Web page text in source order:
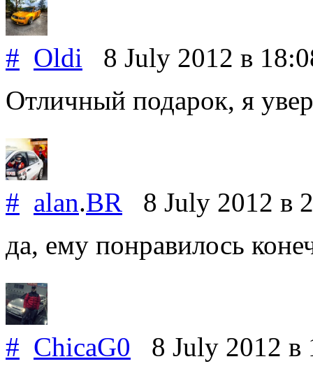
# Oldi 8 July 2012 в
Отличный подарок, я
# alan.BR 8 July 2012 в
да, ему понравилось
# ChicaG0 8 July 2012 в